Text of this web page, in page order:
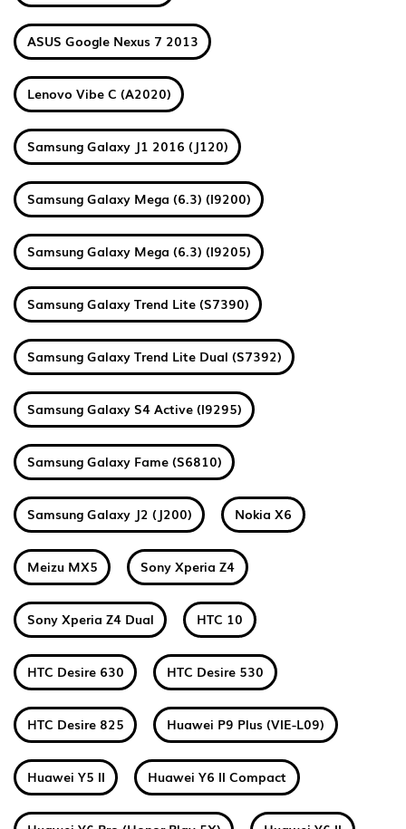
ASUS Google Nexus 7 2013
Lenovo Vibe C (A2020)
Samsung Galaxy J1 2016 (J120)
Samsung Galaxy Mega (6.3) (I9200)
Samsung Galaxy Mega (6.3) (I9205)
Samsung Galaxy Trend Lite (S7390)
Samsung Galaxy Trend Lite Dual (S7392)
Samsung Galaxy S4 Active (I9295)
Samsung Galaxy Fame (S6810)
Samsung Galaxy J2 (J200) Nokia X6
Meizu MX5 Sony Xperia Z4
Sony Xperia Z4 Dual HTC 10
HTC Desire 630 HTC Desire 530
HTC Desire 825 Huawei P9 Plus (VIE-L09)
Huawei Y5 II Huawei Y6 II Compact